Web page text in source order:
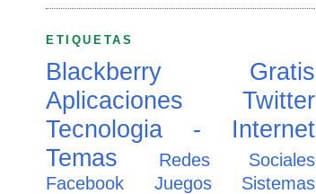
ETIQUETAS
Blackberry
Gratis
Aplicaciones
Twitter
Tecnologia - Internet
Temas
Redes Sociales
Facebook
Juegos
Sistemas